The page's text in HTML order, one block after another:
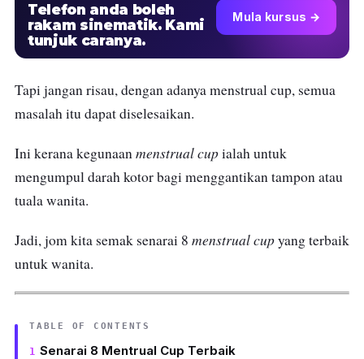
Telefon anda boleh
rakam sinematik. Kami
tunjuk caranya.
Mula kursus →
Tapi jangan risau, dengan adanya menstrual cup, semua
masalah itu dapat diselesaikan.
Ini kerana kegunaanmenstrual cupialah untuk
mengumpul darah kotor bagi menggantikan tampon atau
tuala wanita.
Jadi, jom kita semak senarai 8 menstrual cupyang terbaik
untuk wanita.
TABLE OF CONTENTS
Senarai 8 Mentrual Cup Terbaik